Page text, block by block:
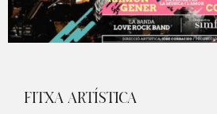
FITXA ARTÍSTICA